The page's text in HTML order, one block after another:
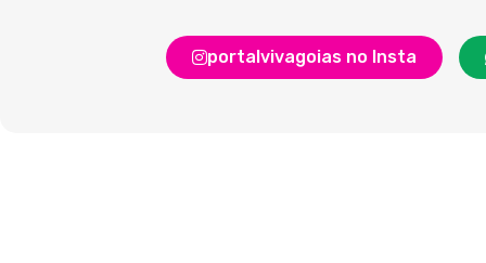
portalvivagoias no Insta